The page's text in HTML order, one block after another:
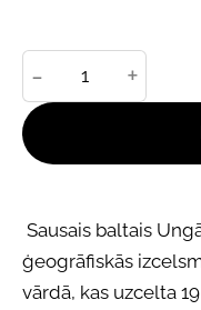
- +
Sausais baltais
ģeogrāfiskās
vārdā, kas uzcelta